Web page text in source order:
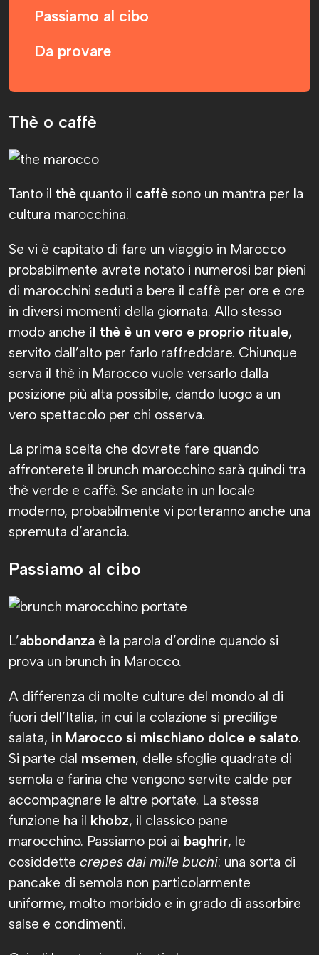
Passiamo al cibo
Da provare
Thè o caffè
Tanto il thè quanto il caffè sono un mantra per la
cultura marocchina.
Se vi è capitato di fare un viaggio in Marocco
probabilmente avrete notato i numerosi bar pieni
di marocchini seduti a bere il caffè per ore e ore
in diversi momenti della giornata. Allo stesso
modo anche il thè è un vero e proprio rituale,
servito dall’alto per farlo raffreddare. Chiunque
serva il thè in Marocco vuole versarlo dalla
posizione più alta possibile, dando luogo a un
vero spettacolo per chi osserva.
La prima scelta che dovrete fare quando
affronterete il brunch marocchino sarà quindi tra
thè verde e caffè. Se andate in un locale
moderno, probabilmente vi porteranno anche una
spremuta d’arancia.
Passiamo al cibo
L’abbondanza è la parola d’ordine quando si
prova un brunch in Marocco.
A differenza di molte culture del mondo al di
fuori dell’Italia, in cui la colazione si predilige
salata, in Marocco si mischiano dolce e salato.
Si parte dal msemen, delle sfoglie quadrate di
semola e farina che vengono servite calde per
accompagnare le altre portate. La stessa
funzione ha il khobz, il classico pane
marocchino. Passiamo poi ai baghrir, le
cosiddette crepes dai mille buchi: una sorta di
pancake di semola non particolarmente
uniforme, molto morbido e in grado di assorbire
salse e condimenti.